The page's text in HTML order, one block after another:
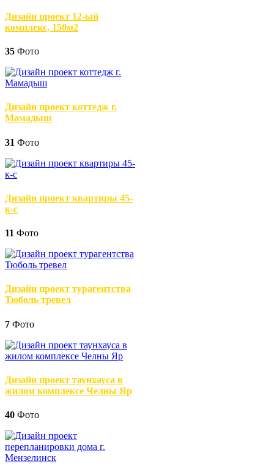
Дизайн проект 12-ый
комплекс, 150м2
35 Фото
Дизайн проект коттедж г.
Мамадыш
31 Фото
Дизайн проект квартиры 45-
к-с
11 Фото
Дизайн проект турагентства
Тюболь тревел
7 Фото
Дизайн проект таунхауса в
жилом комплексе Челны Яр
40 Фото